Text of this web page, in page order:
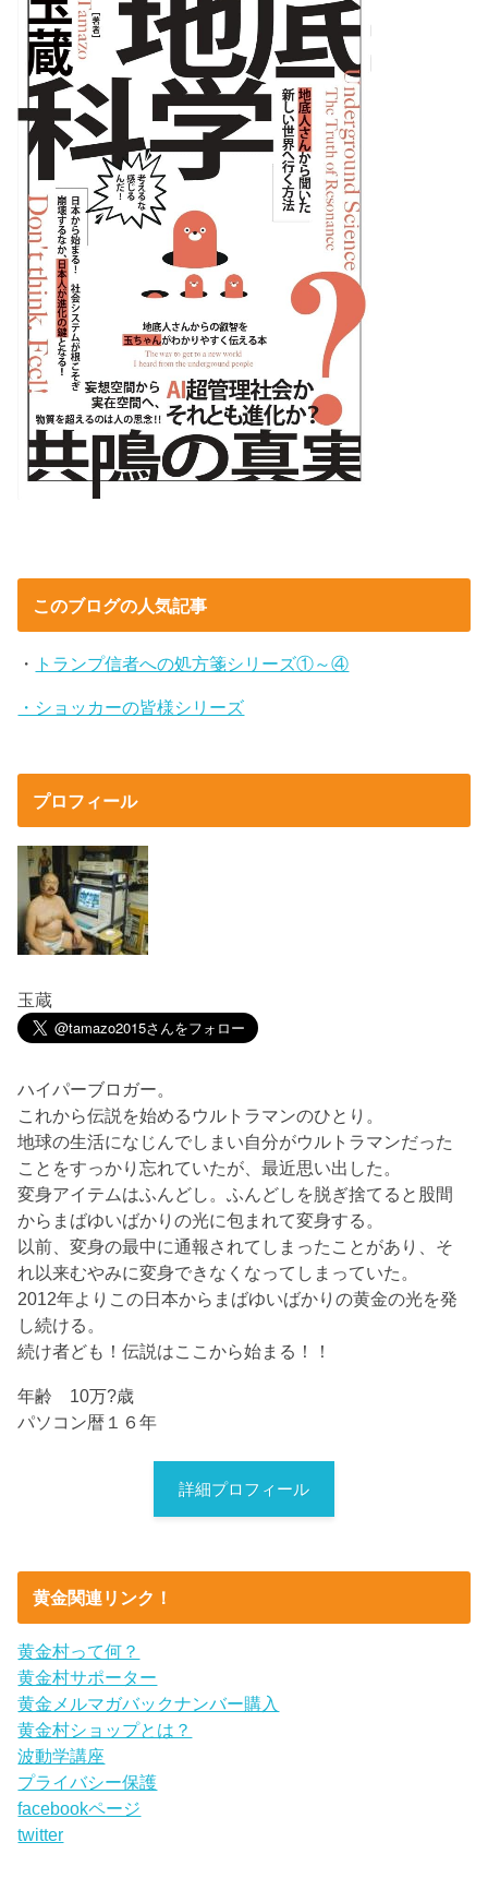
このブログの人気記事
・ トランプ信者への処方箋シリーズ①～④
・ショッカーの皆様シリーズ
プロフィール
玉蔵
ハイパーブロガー。
これから伝説を始めるウルトラマンのひとり。
地球の生活になじんでしまい自分がウルトラマンだった
ことをすっかり忘れていたが、最近思い出した。
変身アイテムはふんどし。ふんどしを脱ぎ捨てると股間
からまばゆいばかりの光に包まれて変身する。
以前、変身の最中に通報されてしまったことがあり、そ
れ以来むやみに変身できなくなってしまっていた。
2012年よりこの日本からまばゆいばかりの黄金の光を発
し続ける。
続け者ども！伝説はここから始まる！！
年齢 10万?歳
パソコン暦１６年
詳細プロフィール
黄金関連リンク！
黄金村って何？
黄金村サポーター
黄金メルマガバックナンバー購入
黄金村ショップとは？
波動学講座
プライバシー保護
facebookページ
twitter